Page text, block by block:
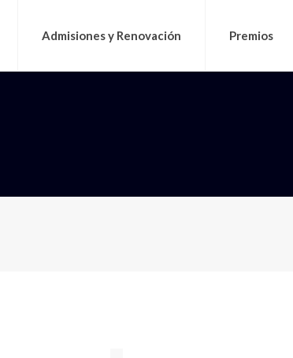
Admisiones y Renovación Premios